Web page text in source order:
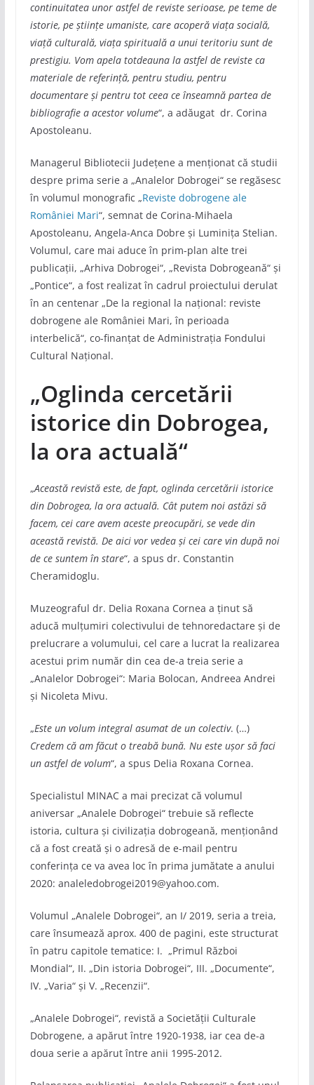
continuitatea unor astfel de reviste serioase, pe teme de
istorie, pe științe umaniste, care acoperă viața socială,
viață culturală, viața spirituală a unui teritoriu sunt de
prestigiu. Vom apela totdeauna la astfel de reviste ca
materiale de referință, pentru studiu, pentru
documentare și pentru tot ceea ce înseamnă partea de
bibliografie a acestor volume“, a adăugat dr. Corina
Apostoleanu.
Managerul Bibliotecii Județene a menționat că studii
despre prima serie a „Analelor Dobrogei“ se regăsesc
în volumul monografic „Reviste dobrogene ale
României Mari“, semnat de Corina-Mihaela
Apostoleanu, Angela-Anca Dobre și Luminița Stelian.
Volumul, care mai aduce în prim-plan alte trei
publicații, „Arhiva Dobrogei“, „Revista Dobrogeană“ și
„Pontice“, a fost realizat în cadrul proiectului derulat
în an centenar „De la regional la național: reviste
dobrogene ale României Mari, în perioada
interbelică“, co-finanțat de Administrația Fondului
Cultural Național.
„Oglinda cercetării
istorice din Dobrogea,
la ora actuală“
„Această revistă este, de fapt, oglinda cercetării istorice
din Dobrogea, la ora actuală. Cât putem noi astăzi să
facem, cei care avem aceste preocupări, se vede din
această revistă. De aici vor vedea și cei care vin după noi
de ce suntem în stare“, a spus dr. Constantin
Cheramidoglu.
Muzeograful dr. Delia Roxana Cornea a ținut să
aducă mulțumiri colectivului de tehnoredactare și de
prelucrare a volumului, cel care a lucrat la realizarea
acestui prim număr din cea de-a treia serie a
„Analelor Dobrogei“: Maria Bolocan, Andreea Andrei
și Nicoleta Mivu.
„Este un volum integral asumat de un colectiv. (…)
Credem că am făcut o treabă bună. Nu este ușor să faci
un astfel de volum“, a spus Delia Roxana Cornea.
Specialistul MINAC a mai precizat că volumul
aniversar „Analele Dobrogei“ trebuie să reflecte
istoria, cultura și civilizația dobrogeană, menționând
că a fost creată și o adresă de e-mail pentru
conferința ce va avea loc în prima jumătate a anului
2020: analeledobrogei2019@yahoo.com.
Volumul „Analele Dobrogei“, an I/ 2019, seria a treia,
care însumează aprox. 400 de pagini, este structurat
în patru capitole tematice: I. „Primul Război
Mondial“, II. „Din istoria Dobrogei“, III. „Documente“,
IV. „Varia“ și V. „Recenzii“.
„Analele Dobrogei“, revistă a Societăţii Culturale
Dobrogene, a apărut între 1920-1938, iar cea de-a
doua serie a apărut între anii 1995-2012.